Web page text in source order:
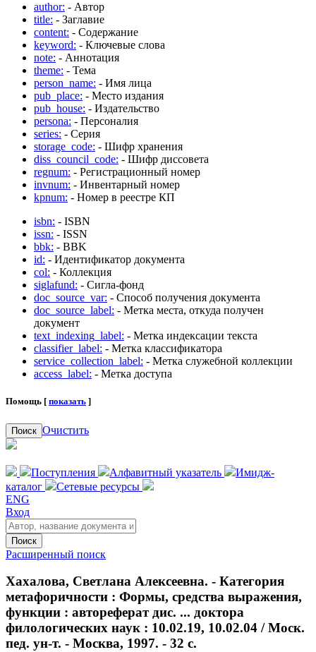
author: - Автор
title: - Заглавие
content: - Содержание
keyword: - Ключевые слова
note: - Аннотация
theme: - Тема
person_name: - Имя лица
pub_place: - Место издания
pub_house: - Издательство
persona: - Персоналия
series: - Серия
storage_code: - Шифр хранения
diss_council_code: - Шифр диссовета
regnum: - Регистрационный номер
invnum: - Инвентарный номер
kpnum: - Номер в реестре КП
isbn: - ISBN
issn: - ISSN
bbk: - BBK
id: - Идентификатор документа
col: - Коллекция
siglafund: - Сигла-фонд
doc_source_var: - Способ получения документа
doc_source_label: - Метка места, откуда получен
документ
text_indexing_label: - Метка индексации текста
classifier_label: - Метка классификатора
service_collection_label: - Метка служебной коллекции
access_label: - Метка доступа
Помощь [ показать ]
Поиск Очистить
Поступления Алфавитный указатель
Имидж-
каталог
Сетевые ресурсы
ENG
Вход
Поиск
Расширенный поиск
Хахалова, Светлана Алексеевна. - Категория
метафоричности : Формы, средства выражения,
функции : автореферат дис. ... доктора
филологических наук : 10.02.19, 10.02.04 / Моск.
пед. ун-т. - Москва, 1997. - 32 с.